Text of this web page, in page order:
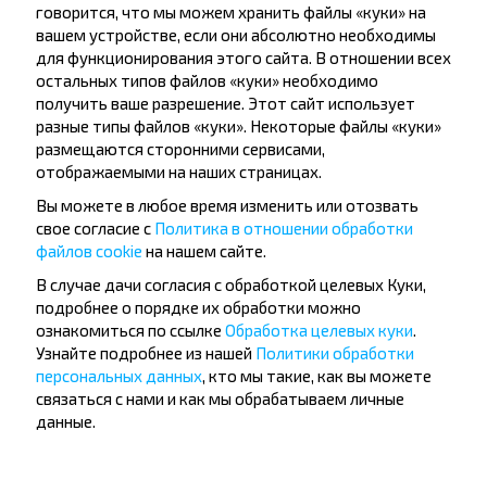
Подписаться
Популярные автобусные
направления
Орша - Могилёв
Минск - Несвиж
Минск - Могилёв
Минск - Пинск
Минск - Брест
Минск - Гомель
Минск - Барановичи
Гомель - Минск
Брест - Тересполь
Брест - Беловежская Пуща
Брест - Минск
говорится, что мы можем хранить файлы «куки» на
вашем устройстве, если они абсолютно необходимы
для функционирования этого сайта. В отношении всех
остальных типов файлов «куки» необходимо
получить ваше разрешение. Этот сайт использует
разные типы файлов «куки». Некоторые файлы «куки»
размещаются сторонними сервисами,
отображаемыми на наших страницах.
Вы можете в любое время изменить или отозвать
свое согласие с Политика в отношении обработки
файлов cookie на нашем сайте.
В случае дачи согласия с обработкой целевых Куки,
подробнее о порядке их обработки можно
ознакомиться по ссылке Обработка целевых куки.
Узнайте подробнее из нашей Политики обработки
персональных данных, кто мы такие, как вы можете
связаться с нами и как мы обрабатываем личные
данные.